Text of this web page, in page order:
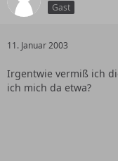
Gast
11. Januar 2003
Irgentwie vermiß ich
ich mich da etwa?